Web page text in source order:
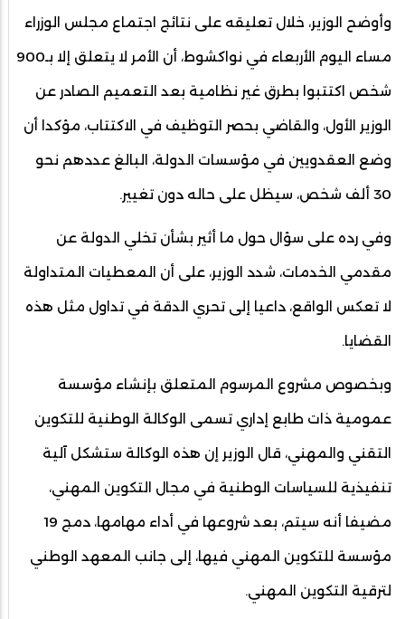
وأوضح الوزير، خلال تعليقه على نتائج اجتماع مجلس الوزراء
مساء اليوم الأربعاء في نواكشوط، أن الأمر لا يتعلق إلا بـ900
شخص اكتتبوا بطرق غير نظامية بعد التعميم الصادر عن
الوزير الأول، والقاضي بحصر التوظيف في الاكتتاب، مؤكدا أن
وضع العقدويين في مؤسسات الدولة، البالغ عددهم نحو
30 ألف شخص، سيظل على حاله دون تغيير.
وفي رده على سؤال حول ما أثير بشأن تخلي الدولة عن
مقدمي الخدمات، شدد الوزير، على أن المعطيات المتداولة
لا تعكس الواقع، داعيا إلى تحري الدقة في تداول مثل هذه
القضايا.
وبخصوص مشروع المرسوم المتعلق بإنشاء مؤسسة
عمومية ذات طابع إداري تسمى الوكالة الوطنية للتكوين
التقني والمهني، قال الوزير إن هذه الوكالة ستشكل آلية
تنفيذية للسياسات الوطنية في مجال التكوين المهني،
مضيفا أنه سيتم، بعد شروعها في أداء مهامها، دمج 19
مؤسسة للتكوين المهني فيها، إلى جانب المعهد الوطني
لترقية التكوين المهني.